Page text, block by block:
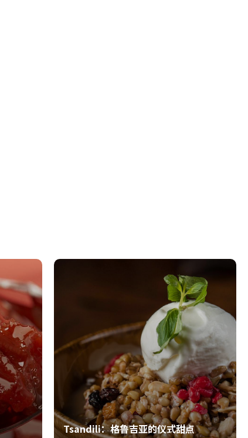
Tsandili：格鲁吉亚的仪式甜点